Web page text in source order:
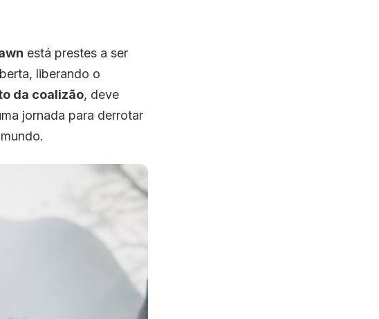
está prestes a ser
liberando o
da coalizão, deve
jornada para derrotar